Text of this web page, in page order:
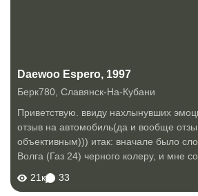
Daewoo Espero, 1997
Берк780, Славянск-На-Кубани
Приветствую. ввиду нахлынувших
отзыв на автомобиль(да и вообще
объективным))) итак: вначале было
Волга (Газ 24) черного колеру, и мне
20 лет.. вот для реалий того времени
замечательная(кстати до сих...
21к 33